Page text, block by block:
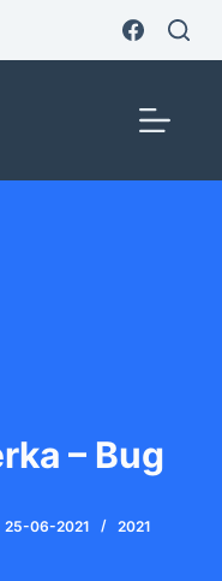
– Bug
25-06-2021 2021